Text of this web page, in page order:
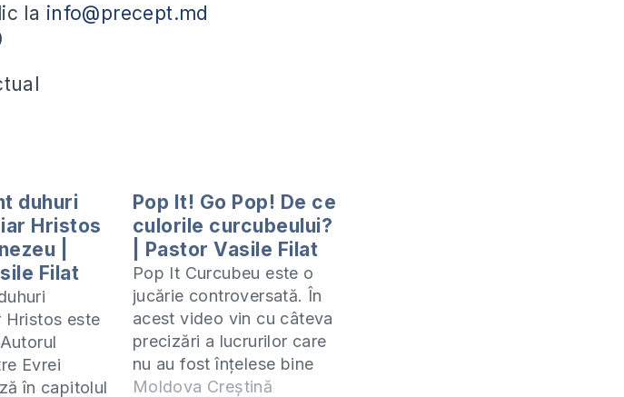
la info@precept.md
duhuri
Hristos
|
Filat
Hristos este
Evrei
în capitolul
Pop It! Go Pop! De ce
culorile curcubeului?
| Pastor Vasile Filat
Pop It Curcubeu este o
jucărie controversată. În
acest video vin cu câteva
precizări a lucrurilor care
nu au fost înțelese bine
din video precedent. Vă
Moldova Creștină